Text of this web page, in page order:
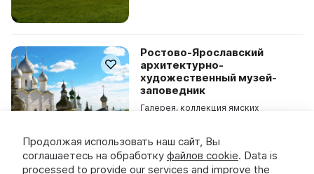
Ростово-Ярославский
архитектурно-
художественный музей-
заповедник
Галерея, коллекция ямских
коллекция финифти - все это
позволит получить невероятное
представление о былой красоте и
Yaroslavskaya oblastʹ, g. Rostov,
kremlʹ, muzey
Продолжая использовать наш сайт, Вы
соглашаетесь на обработку файлов cookie. Data is
processed to provide our services and improve the